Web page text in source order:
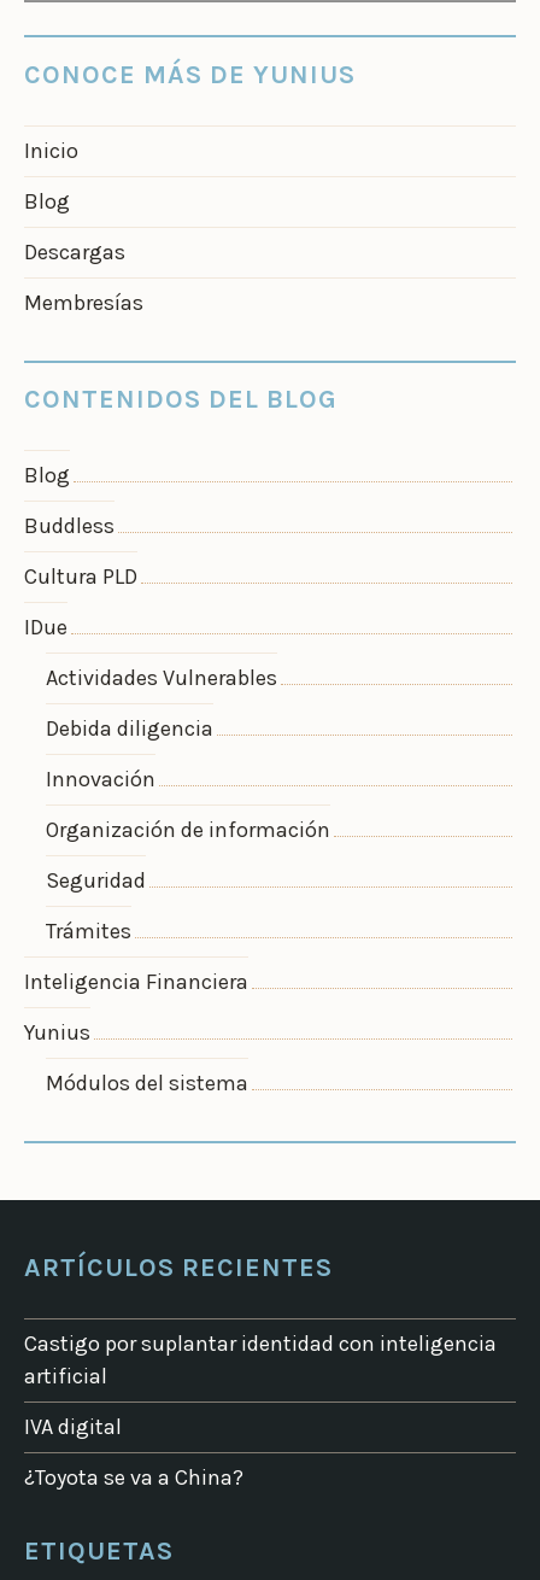
CONOCE MÁS DE YUNIUS
Inicio
Blog
Descargas
Membresías
CONTENIDOS DEL BLOG
Blog
Buddless
Cultura PLD
IDue
Actividades Vulnerables
Debida diligencia
Innovación
Organización de información
Seguridad
Trámites
Inteligencia Financiera
Yunius
Módulos del sistema
ARTÍCULOS RECIENTES
Castigo por suplantar identidad con inteligencia
artificial
IVA digital
¿Toyota se va a China?
ETIQUETAS